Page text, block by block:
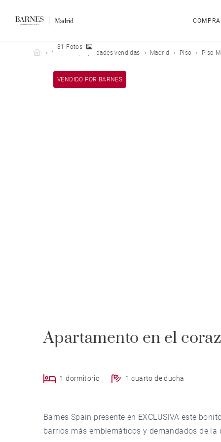
Barnes Madrid
Nuestras propiedades vendidas Madrid Piso Piso
VENDIDO POR BARNES
31 Fotos
Apartamento en el
1 dormitorio 1 cuarto de ducha
Barnes Spain presente en EXCLUSIVA este
barrios más emblemáticos y demandados de la